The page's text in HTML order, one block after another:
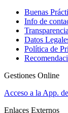
Buenas
Info de
Transparencia
Datos
Política de
Gestiones Online
Acceso a la App.
Enlaces Externos